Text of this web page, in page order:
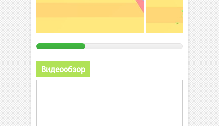
Видеообзор